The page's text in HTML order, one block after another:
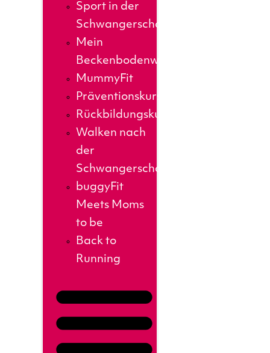
Sport in der
Schwangerschaft
Mein
Beckenbodenworkout
MummyFit
Präventionskurse
Rückbildungskurs
Walken nach
der
Schwangerschaft
buggyFit
Meets Moms
to be
Back to
Running